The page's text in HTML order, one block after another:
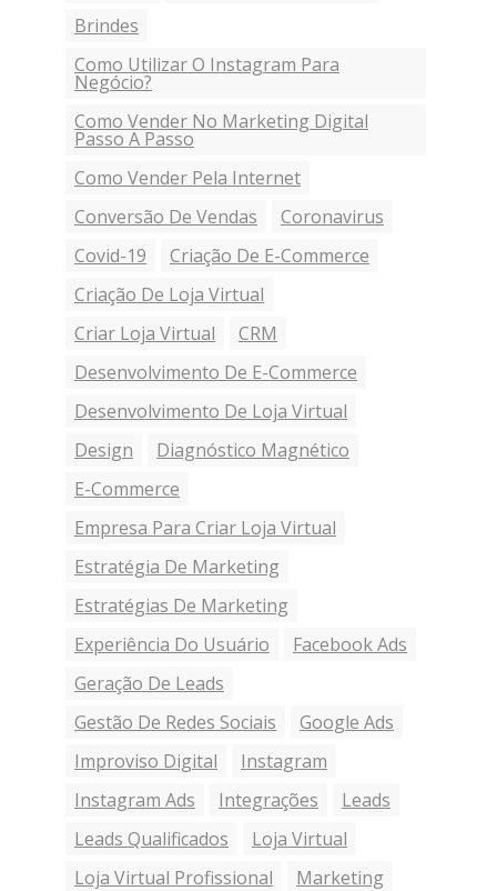
Brindes
Como Utilizar O Instagram Para
Negócio?
Como Vender No Marketing Digital
Passo A Passo
Como Vender Pela Internet
Conversão De Vendas
Coronavirus
Covid-19
Criação De E-Commerce
Criação De Loja Virtual
Criar Loja Virtual
CRM
Desenvolvimento De E-Commerce
Desenvolvimento De Loja Virtual
Design
Diagnóstico Magnético
E-Commerce
Empresa Para Criar Loja Virtual
Estratégia De Marketing
Estratégias De Marketing
Experiência Do Usuário
Facebook Ads
Geração De Leads
Gestão De Redes Sociais
Google Ads
Improviso Digital
Instagram
Instagram Ads
Integrações
Leads
Leads Qualificados
Loja Virtual
Loja Virtual Profissional
Marketing